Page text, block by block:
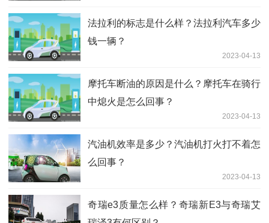
法拉利的标志是什么样？法拉利汽车多少
钱一辆？
2023-04-13
摩托车断油的原因是什么？摩托车在骑行
中熄火是怎么回事？
2023-04-13
汽油机效率是多少？汽油机打火打不着怎
么回事？
2023-04-13
奇瑞e3质量怎么样？奇瑞新E3与奇瑞艾